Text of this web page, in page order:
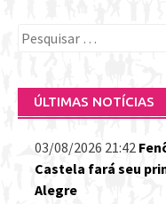
Pesquisar
ÚLTIMAS NOTÍCIAS
03/08/2026 21:42
Castela fará seu
Alegre